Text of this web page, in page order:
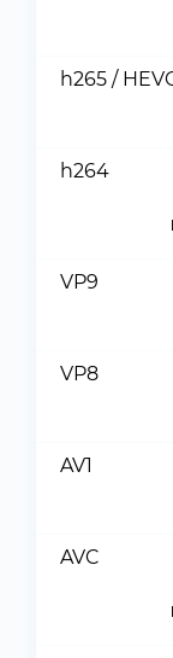
h265 /
h264
VP9
VP8
AV1
AVC